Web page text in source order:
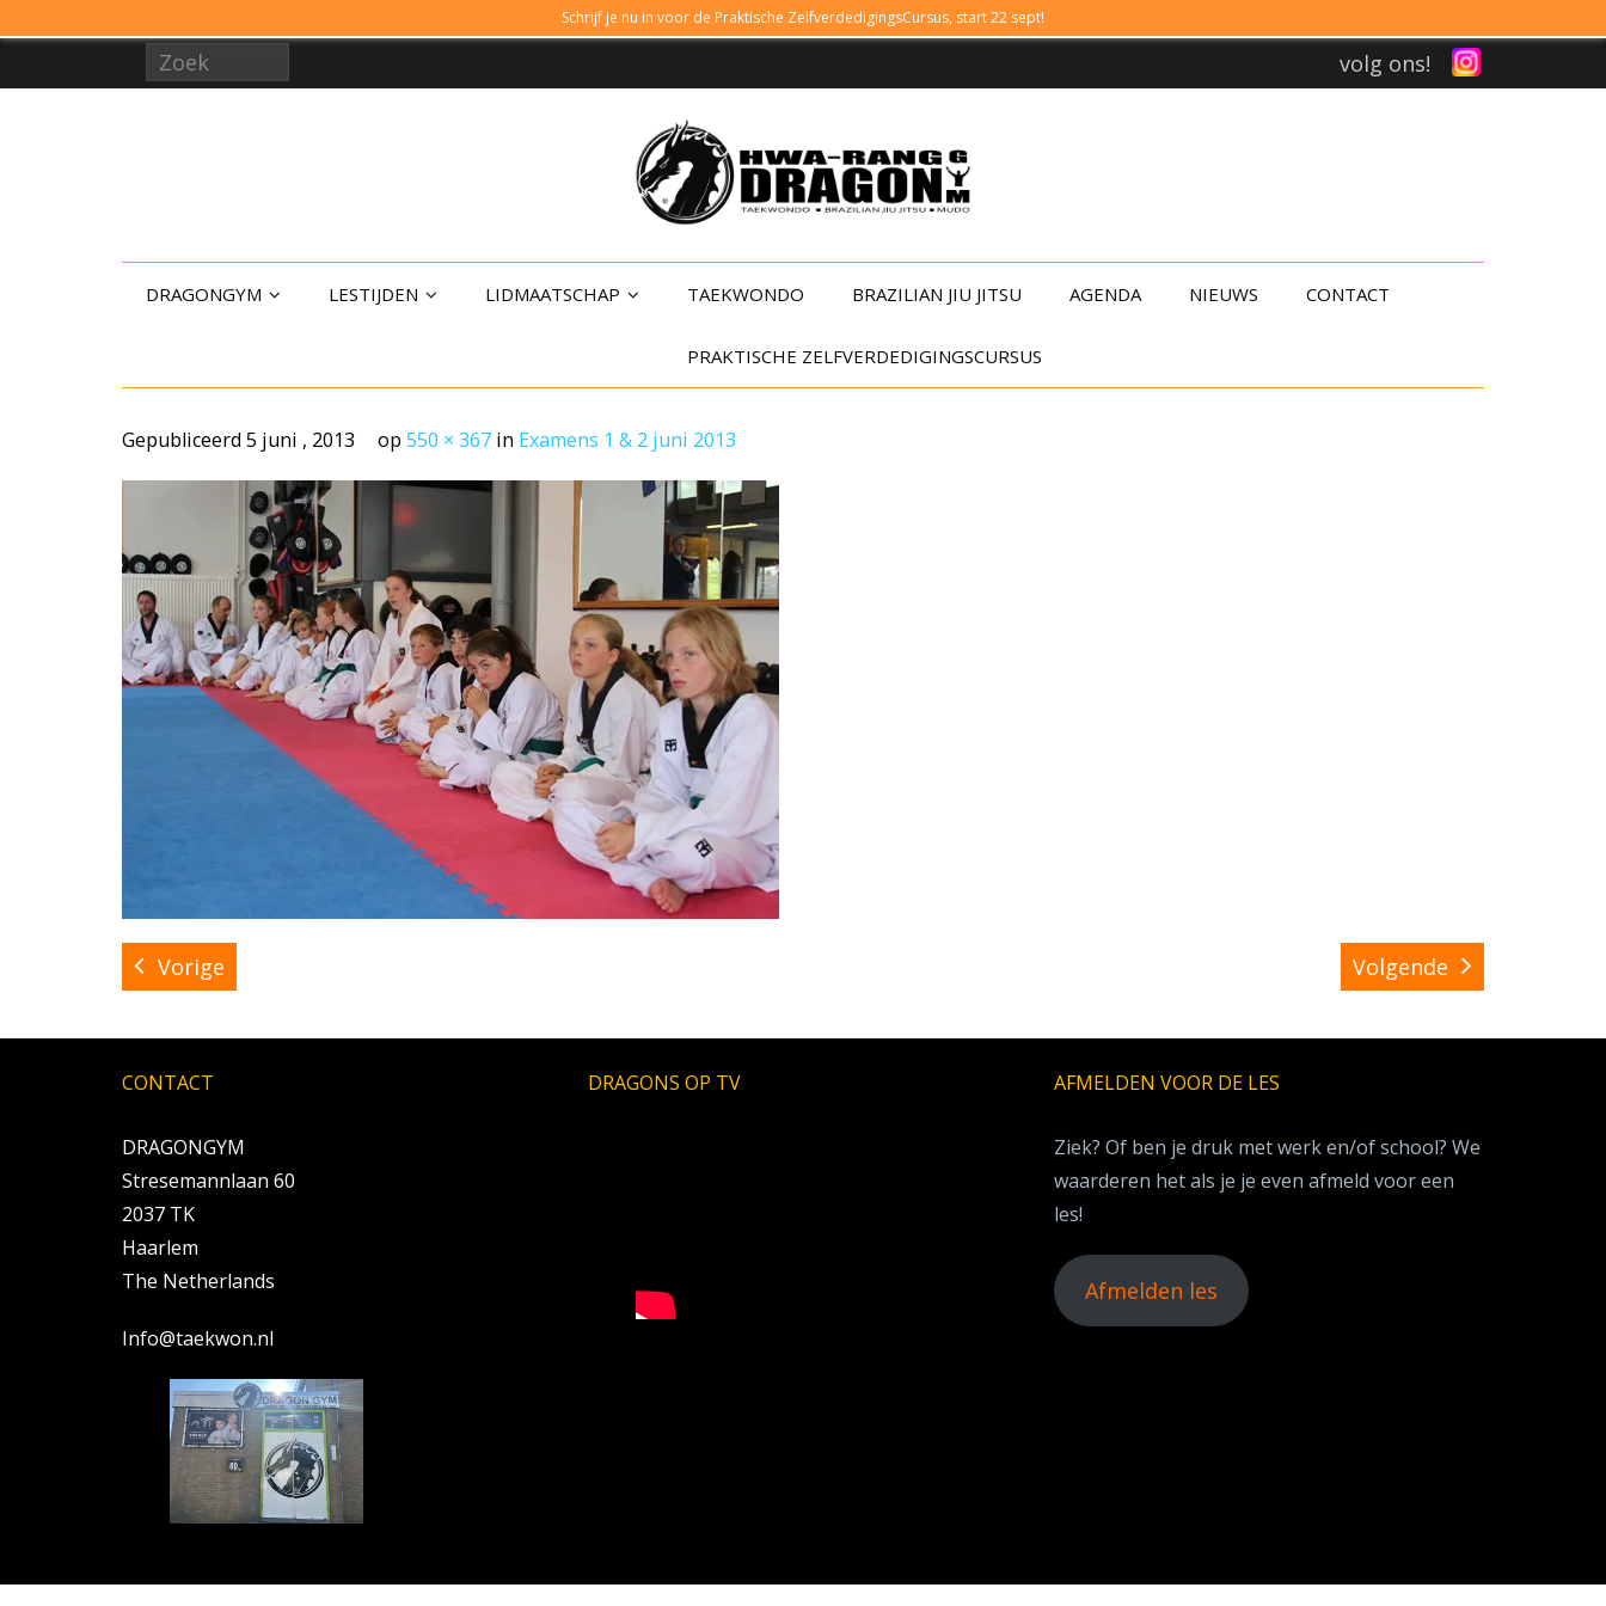
Schrijf je nu in voor de Praktische ZelfverdedigingsCursus, start 22 sept!
volg ons!
DRAGONGYM LESTIJDEN LIDMAATSCHAP TAEKWONDO BRAZILIAN JIU JITSU AGENDA NIEUWS CONTACT
PRAKTISCHE ZELFVERDEDIGINGSCURSUS
Gepubliceerd 5 juni , 2013 op 550 × 367 in Examens 1 & 2 juni 2013
Vorige Volgende
CONTACT
DRAGONGYM
Stresemannlaan 60
2037 TK
Haarlem
The Netherlands
Info@taekwon.nl
DRAGONS OP TV AFMELDEN VOOR DE LES
Ziek? Of ben je druk met werk en/of school? We
waarderen het als je je even afmeld voor een
les!
Afmelden les